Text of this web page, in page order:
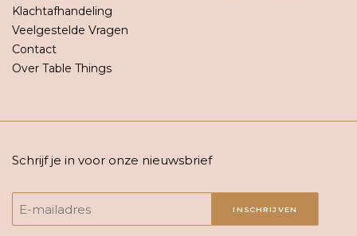
Klachtafhandeling
Veelgestelde Vragen
Contact
Over Table Things
Schrijf je in voor onze nieuwsbrief
INSCHRIJVEN